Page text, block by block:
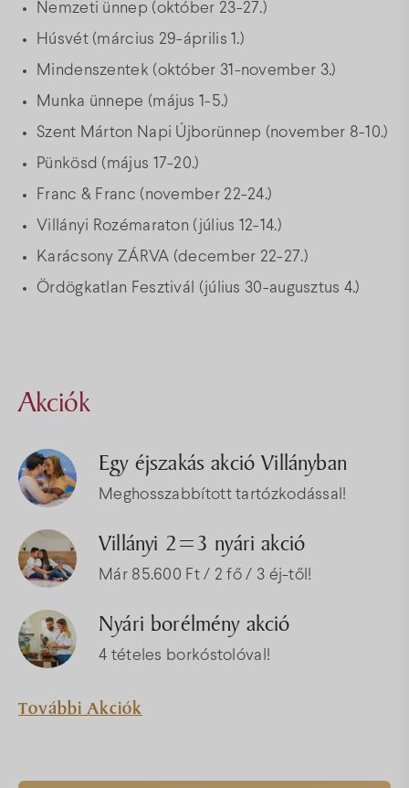
Nemzeti ünnep (október 23-27.)
Húsvét (március 29-április 1.)
Mindenszentek (október 31-november 3.)
Munka ünnepe (május 1-5.)
Szent Márton Napi Újborünnep (november 8-10.)
Pünkösd (május 17-20.)
Franc & Franc (november 22-24.)
Villányi Rozémaraton (július 12-14.)
Karácsony ZÁRVA (december 22-27.)
Ördögkatlan Fesztivál (július 30-augusztus 4.)
Akciók
Egy éjszakás akció Villányban
Meghosszabbított tartózkodással!
Villányi 2=3 nyári akció
Már 85.600 Ft / 2 fő / 3 éj-től!
Nyári borélmény akció
4 tételes borkóstolóval!
További Akciók